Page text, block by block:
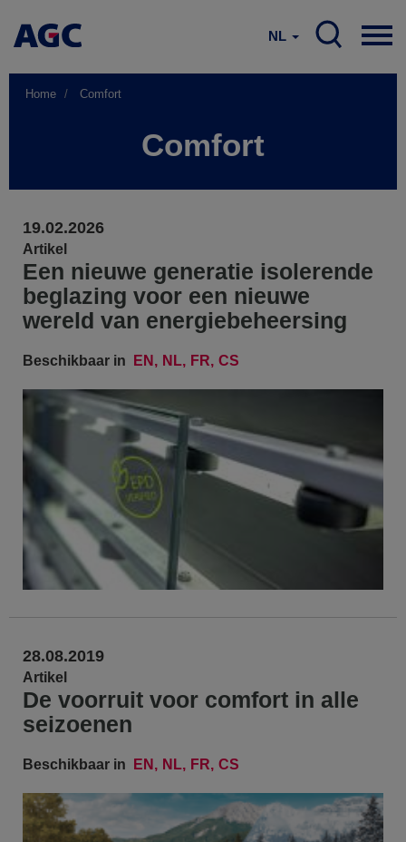
NL
Home Comfort
Comfort
19.02.2026
Artikel
Een nieuwe generatie isolerende
beglazing voor een nieuwe
wereld van energiebeheersing
Beschikbaar in EN NL FR CS
28.08.2019
Artikel
De voorruit voor comfort in alle
seizoenen
Beschikbaar in EN NL FR CS